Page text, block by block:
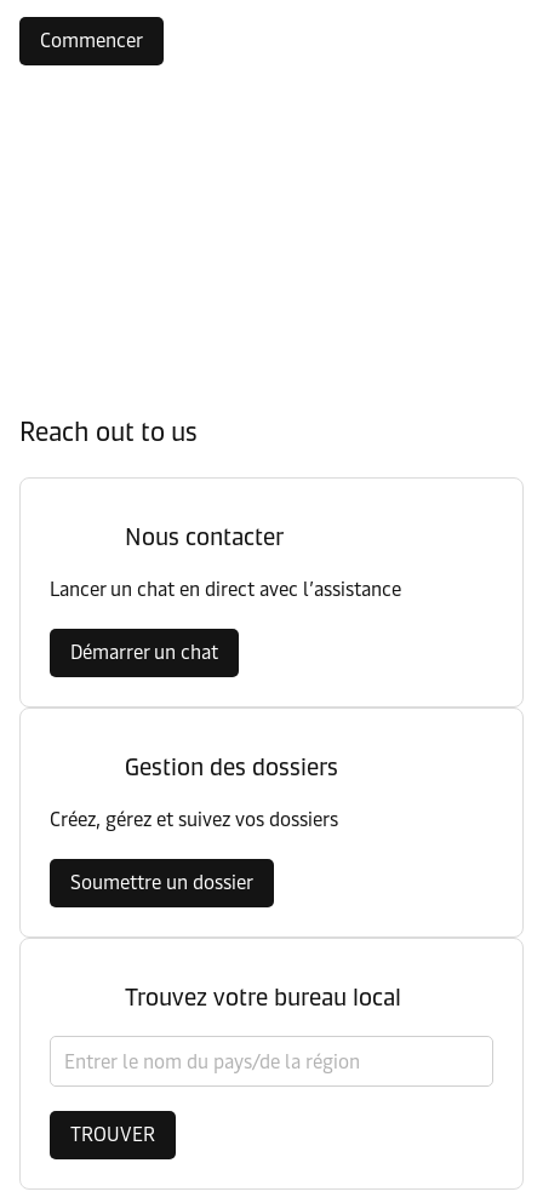
Commencer
Reach out to us
Nous contacter
Lancer un chat en direct avec l’assistance
Démarrer un chat
Gestion des dossiers
Créez, gérez et suivez vos dossiers
Soumettre un dossier
Trouvez votre bureau local
Sélectionner un pays/une région
TROUVER